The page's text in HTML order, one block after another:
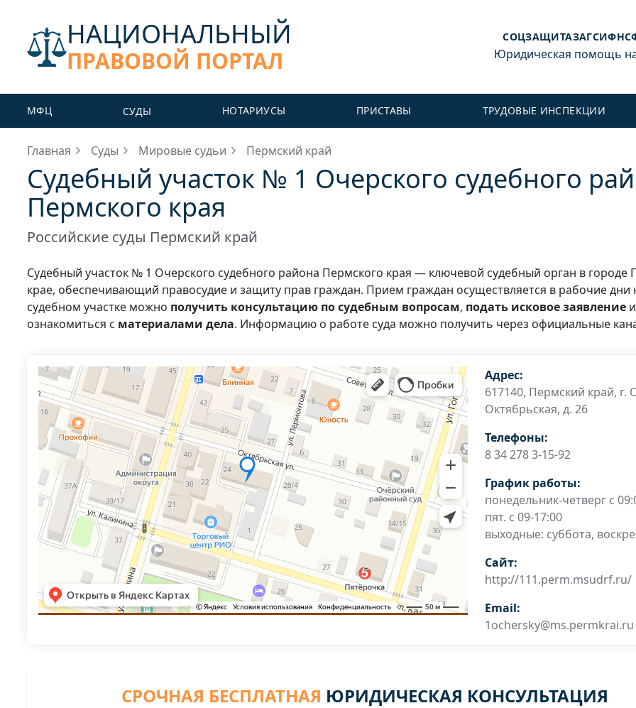
НАЦИОНАЛЬНЫЙ
ПРАВОВОЙ ПОРТАЛ
СОЦЗАЩИТАЗАГСИФНС
Юридическая помощь
МФЦ СУДЫ НОТАРИУСЫ ПРИСТАВЫ ТРУДОВЫЕ ИНСПЕКЦИИ
Главная Суды Мировые судьи Пермский край
Судебный участок № 1 Очерского судебного
Пермского края
Российские суды Пермский край
Судебный участок № 1 Очерского судебного района Пермского края — ключевой судебный орган в городе
крае, обеспечивающий правосудие и защиту прав граждан. Прием граждан осуществляется в рабочие дни
судебном участке можно получить консультацию по судебным вопросам, подать исковое заявление
ознакомиться с материалами дела. Информацию о работе суда можно получить через официальные
Адрес:
617140, Пермский край, г.
Октябрьская, д. 26
Телефоны:
8 34 278 3-15-92
График работы:
понедельник-четверг с
пят. с 09-17:00
выходные: суббота,
Сайт:
http://111.perm.msudrf.ru/
Email:
1ochersky@ms.permkrai.ru
СРОЧНАЯ БЕСПЛАТНАЯ ЮРИДИЧЕСКАЯ КОНСУЛЬТАЦИЯ